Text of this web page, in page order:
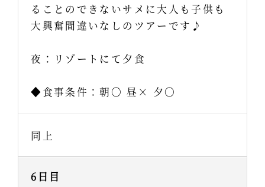
ることのできないサメに大人も子供も
大興奮間違いなしのツアーです♪
夜：リゾートにて夕食
◆食事条件：朝〇 昼× 夕〇
同上
6日目